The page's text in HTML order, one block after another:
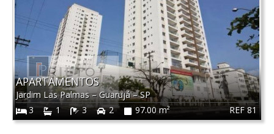
REF 81
APARTAMENTOS
Jardim Las Palmas–Guarujá–SP
3
1 3 2 97.00 m²